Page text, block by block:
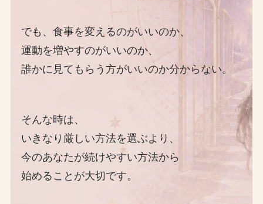
でも、食事を変えるのがいいのか、
運動を増やすのがいいのか、
誰かに見てもらう方がいいのか分からない。
そんな時は、
いきなり厳しい方法を選ぶより、
今のあなたが続けやすい方法から
始めることが大切です。